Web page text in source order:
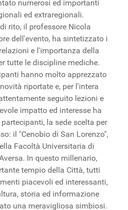
numerosi ed importanti
ed extraregionali.
rito, il professore Nicola
dell'evento, ha sintetizzato i
e l'importanza della
tutte le discipline mediche.
hanno molto apprezzato
riportate e, per l'intera
seguito lezioni e
impatto ed interesse ha
la sede scelta per
il "Cenobio di San Lorenzo",
Facoltà Universitaria di
In questo millenario,
tempio della Città, tutti
piacevoli ed interessanti,
storia ed informazione
una meravigliosa simbiosi.